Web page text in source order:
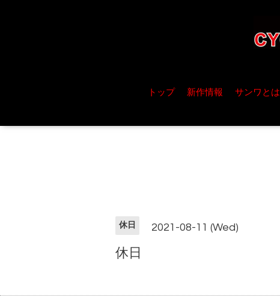
トップ 新作情報 サンワとは
休日 2021-08-11 (Wed)
休日